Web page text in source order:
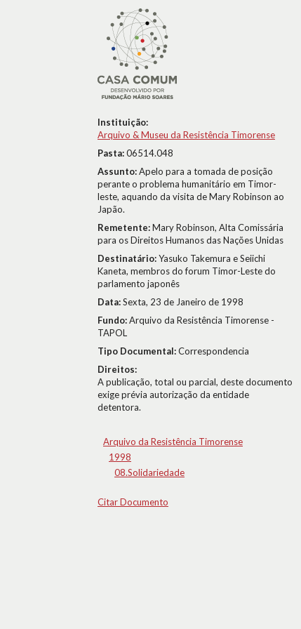
Instituição:
Arquivo & Museu da Resistência Timorense
Pasta:06514.048
Assunto:Apelo para a tomada de posição
perante o problema humanitário em Timor-
leste, aquando da visita de Mary Robinson ao
Japão.
Remetente:Mary Robinson, Alta Comissária
para os Direitos Humanos das Nações Unidas
Destinatário:Yasuko Takemura e Seiichi
Kaneta, membros do forum Timor-Leste do
parlamento japonês
Data:Sexta, 23 de Janeiro de 1998
Fundo:Arquivo da Resistência Timorense -
TAPOL
Tipo Documental:Correspondencia
Direitos:
A publicação, total ou parcial, deste documento
exige prévia autorização da entidade
detentora.
Arquivo da Resistência Timorense
1998
08.Solidariedade
Citar Documento